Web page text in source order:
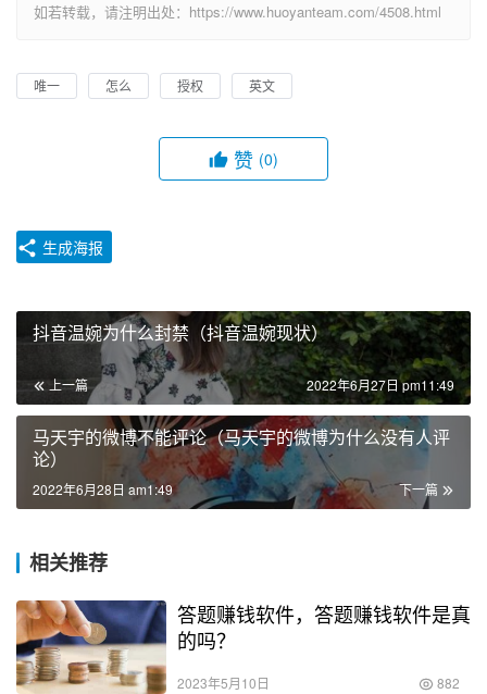
如若转载，请注明出处：https://www.huoyanteam.com/4508.html
唯一 怎么 授权 英文
赞 (0)
生成海报
抖音温婉为什么封禁（抖音温婉现状）
上一篇 2022年6月27日 pm11:49
马天宇的微博不能评论（马天宇的微博为什么没有人评
论）
下一篇
2022年6月28日 am1:49
相关推荐
答题赚钱软件，答题赚钱软件是真
的吗？
2023年5月10日 882